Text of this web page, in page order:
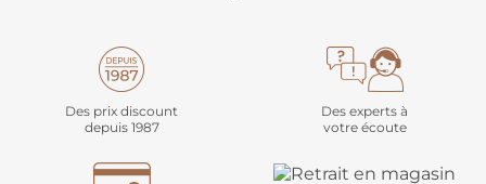
Des prix discount
depuis 1987
Des experts à
votre écoute